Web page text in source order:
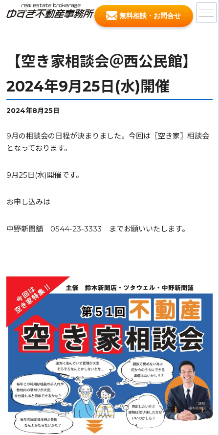
無料相談・お問合せ
【空き家相談会＠西公民館】
2024年9月25日(水)開催
2024年8月25日
9月の相談会の日程が決まりました。今回は〖空き家〗相談会
となっております。
9月25日(水)開催です。
お申し込みは
中野新聞舗 0544-23-3333 までお願いいたします。